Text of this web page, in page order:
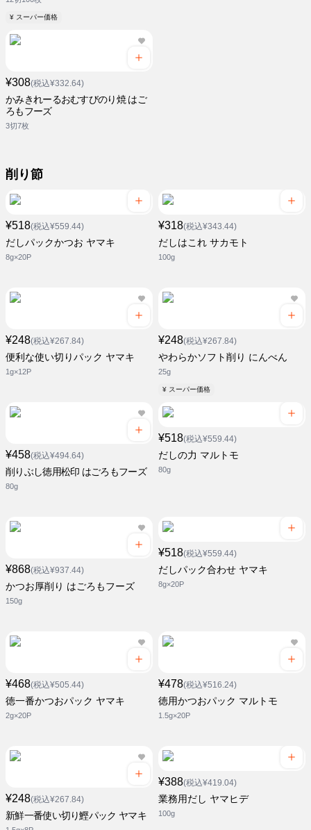
¥ スーパー価格
¥308(税込¥332.64)
かみきれーるおむすびのり焼 はご
ろもフーズ
3切7枚
削り節
¥518(税込¥559.44)
だしパックかつお ヤマキ
8g×20P
¥318(税込¥343.44)
だしはこれ サカモト
100g
¥248(税込¥267.84)
便利な使い切りパック ヤマキ
1g×12P
¥248(税込¥267.84)
やわらかソフト削り にんべん
25g
¥ スーパー価格
¥458(税込¥494.64)
削りぶし徳用松印 はごろもフーズ
80g
¥518(税込¥559.44)
だしの力 マルトモ
80g
¥868(税込¥937.44)
かつお厚削り はごろもフーズ
150g
¥518(税込¥559.44)
だしパック合わせ ヤマキ
8g×20P
¥468(税込¥505.44)
徳一番かつおパック ヤマキ
2g×20P
¥478(税込¥516.24)
徳用かつおパック マルトモ
1.5g×20P
¥248(税込¥267.84)
新鮮一番使い切り鰹パック ヤマキ
¥388(税込¥419.04)
業務用だし ヤマヒデ
100g